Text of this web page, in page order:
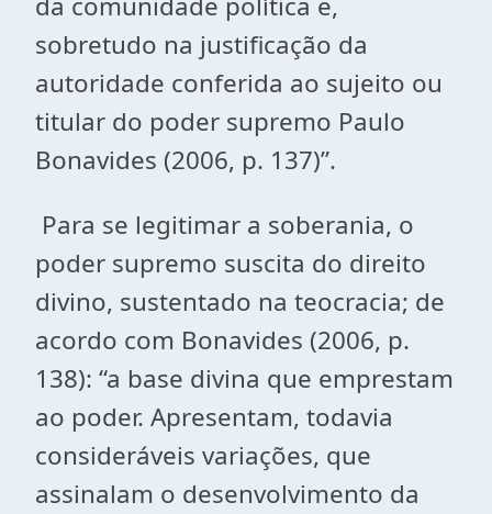
sobretudo na justificação da
autoridade conferida ao sujeito ou
titular do poder supremo Paulo
Bonavides (2006, p. 137)”.
Para se legitimar a soberania, o
poder supremo suscita do direito
divino, sustentado na teocracia; de
acordo com Bonavides (2006, p.
138): “a base divina que emprestam
ao poder. Apresentam, todavia
consideráveis variações, que
assinalam o desenvolvimento da